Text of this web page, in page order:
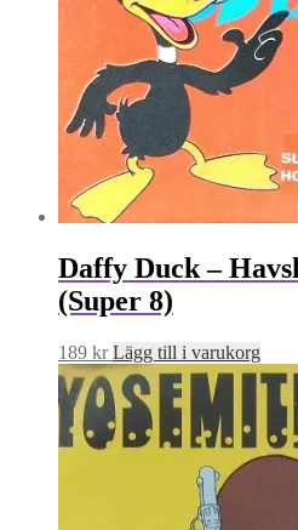
Daffy Duck –
(Super 8)
189 kr Lägg till i varukorg